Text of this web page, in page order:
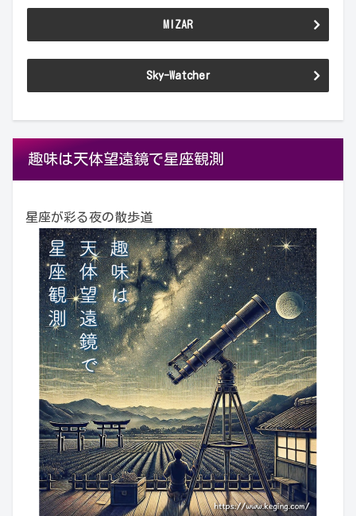
MIZAR
Sky-Watcher
趣味は天体望遠鏡で星座観測
星座が彩る夜の散歩道